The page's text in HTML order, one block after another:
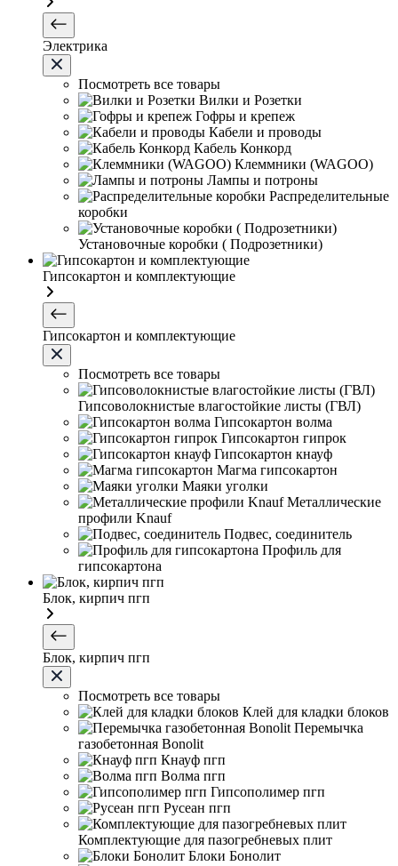
Электрика
Посмотреть все товары
Вилки и Розетки
Гофры и крепеж
Кабели и проводы
Кабель Конкорд
Клеммники (WAGOО)
Лампы и потроны
Распределительные
коробки
Установочные коробки ( Подрозетники)
Гипсокартон и комплектующие
Гипсокартон и комплектующие
Посмотреть все товары
Гипсоволокнистые влагостойкие листы (ГВЛ)
Гипсокартон волма
Гипсокартон гипрок
Гипсокартон кнауф
Магма гипсокартон
Маяки уголки
Металлические
профили Knauf
Подвес, соединитель
Профиль для
гипсокартона
Блок, кирпич пгп
Блок, кирпич пгп
Посмотреть все товары
Клей для кладки блоков
Перемычка
газобетонная Bonolit
Кнауф пгп
Волма пгп
Гипсополимер пгп
Русеан пгп
Комплектующие для пазогребневых плит
Блоки Бонолит